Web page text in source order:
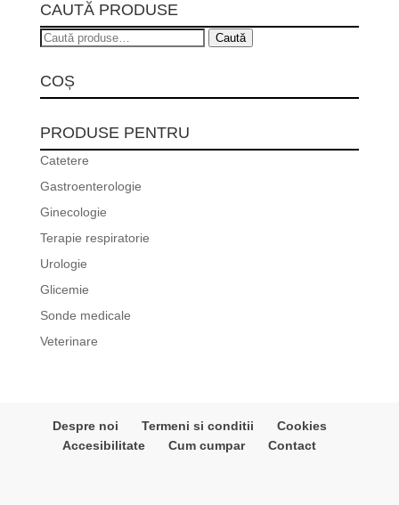
CAUTĂ PRODUSE
Caută
Caută
COȘ
PRODUSE PENTRU
Catetere
Gastroenterologie
Ginecologie
Terapie respiratorie
Urologie
Glicemie
Sonde medicale
Veterinare
Despre noi Termeni si conditii
Cookies
Accesibilitate
Cum cumpar Contact